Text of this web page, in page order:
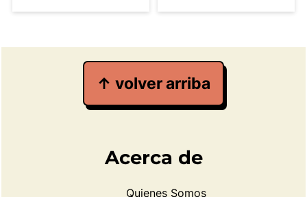
↑ volver arriba
Acerca de
Quienes Somos